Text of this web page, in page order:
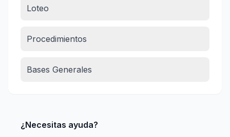
Loteo
Procedimientos
Bases Generales
¿Necesitas ayuda?